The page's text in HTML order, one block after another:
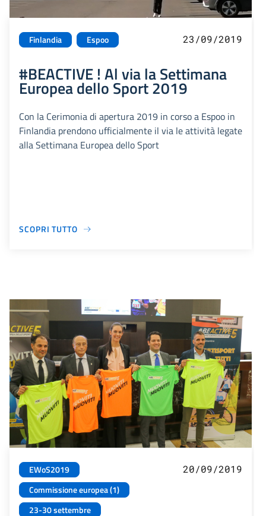
Finlandia Espoo 23/09/2019
#BEACTIVE ! Al via la Settimana
Europea dello Sport 2019
Con la Cerimonia di apertura 2019 in corso a Espoo in
Finlandia prendono ufficialmente il via le attività legate
alla Settimana Europea dello Sport
SCOPRI TUTTO
EWoS2019
Commissione europea (1)
23-30 settembre
20/09/2019